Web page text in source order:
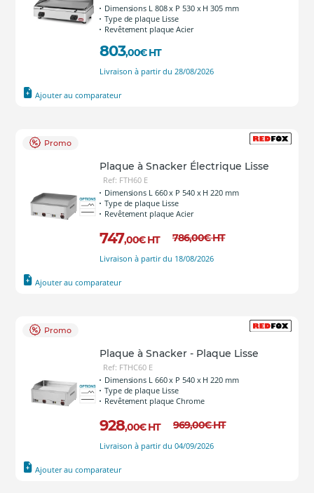
Dimensions L 808 x P 530 x H 305 mm
Type de plaque Lisse
Revêtement plaque Acier
803,00€ HT
Livraison à partir du 28/08/2026
Ajouter au comparateur
Promo
Plaque à Snacker Électrique Lisse
Ref: FTH60 E
Dimensions L 660 x P 540 x H 220 mm
Type de plaque Lisse
Revêtement plaque Acier
747,00€ HT 786,00€HT
Livraison à partir du 18/08/2026
Ajouter au comparateur
Promo
Plaque à Snacker - Plaque Lisse
Ref: FTHC60 E
Dimensions L 660 x P 540 x H 220 mm
Type de plaque Lisse
Revêtement plaque Chrome
928,00€ HT 969,00€HT
Livraison à partir du 04/09/2026
Ajouter au comparateur